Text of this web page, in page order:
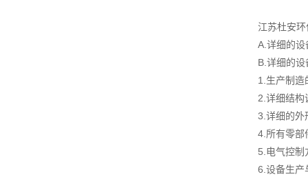
江苏杜安
A.详细的
B.详细的
1.生产制造
2.详细结构
3.详细的外
4.所有零部
5.电气控制
6.设备生产